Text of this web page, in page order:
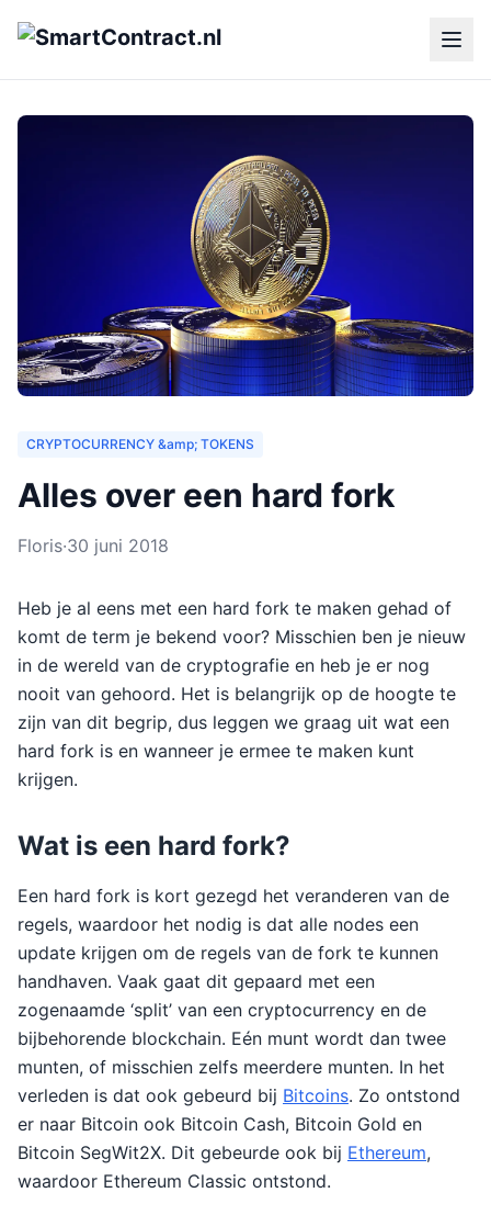
CRYPTOCURRENCY &amp; TOKENS
Alles over een hard fork
Floris·30 juni 2018
Heb je al eens met een hard fork te maken gehad of
komt de term je bekend voor? Misschien ben je nieuw
in de wereld van de cryptografie en heb je er nog
nooit van gehoord. Het is belangrijk op de hoogte te
zijn van dit begrip, dus leggen we graag uit wat een
hard fork is en wanneer je ermee te maken kunt
krijgen.
Wat is een hard fork?
Een hard fork is kort gezegd het veranderen van de
regels, waardoor het nodig is dat alle nodes een
update krijgen om de regels van de fork te kunnen
handhaven. Vaak gaat dit gepaard met een
zogenaamde ‘split’ van een cryptocurrency en de
bijbehorende blockchain. Eén munt wordt dan twee
munten, of misschien zelfs meerdere munten. In het
verleden is dat ook gebeurd bij Bitcoins. Zo ontstond
er naar Bitcoin ook Bitcoin Cash, Bitcoin Gold en
Bitcoin SegWit2X. Dit gebeurde ook bij Ethereum,
waardoor Ethereum Classic ontstond.